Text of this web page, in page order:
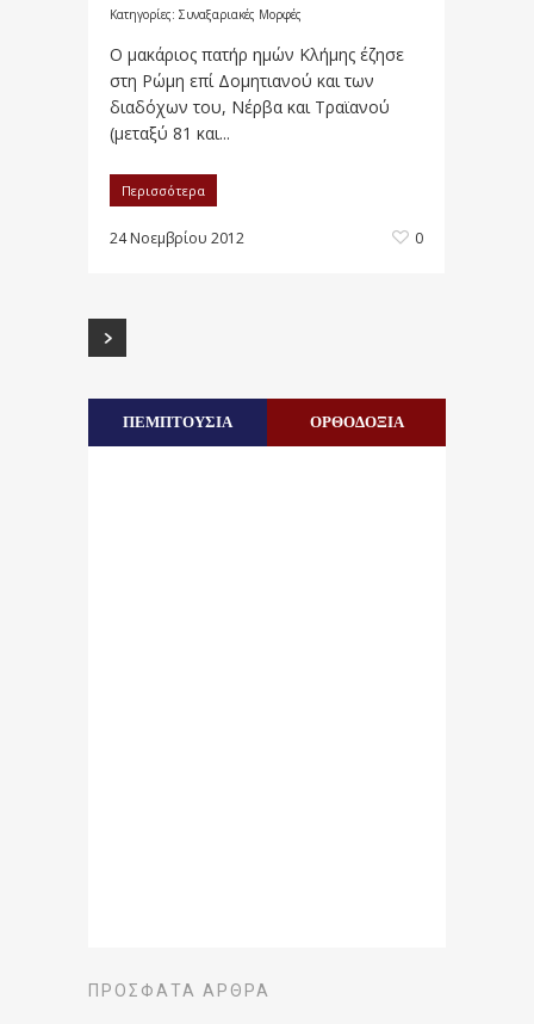
Κατηγορίες: Συναξαριακές Μορφές
Ο μακάριος πατήρ ημών Κλήμης έζησε
στη Ρώμη επί Δομητιανού και των
διαδόχων του, Νέρβα και Τραϊανού
(μεταξύ 81 και...
Περισσότερα
24 Νοεμβρίου 2012 0
ΠΕΜΠΤΟΥΣΙΑ ΟΡΘΟΔΟΞΙΑ
ΠΡΌΣΦΑΤΑ ΆΡΘΡΑ